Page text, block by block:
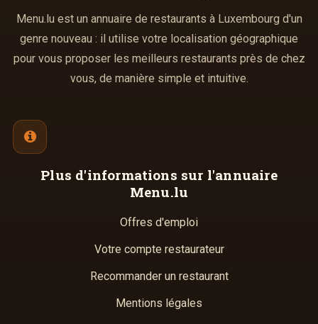
Menu.lu est un annuaire de restaurants à Luxembourg d'un
genre nouveau : il utilise votre localisation géographique
pour vous proposer les meilleurs restaurants près de chez
vous, de manière simple et intuitive.
Plus d'informations sur l'annuaire
Menu.lu
Offres d'emploi
Votre compte restaurateur
Recommander un restaurant
Mentions légales